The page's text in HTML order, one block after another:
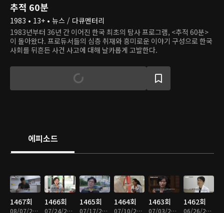
추적 60분
1983 • 13+ • 뉴스 / 다큐멘터리
1983년부터 36년 간 이어진 한국 최초의 탐사 프로그램, <추적 60분>
이 돌아왔다. 프로듀서들의 심층 취재와 흥미로운 이야기 구성으로 한국
사회를 뒤흔든 사건 사고에 대해 날카롭게 고발한다.
에피소드
1467회
08/07/2026 • 48분
1466회
07/24/2026 • 48분
1465회
07/17/2026 • 48분
1464회
07/10/2026 • 48분
1463회
07/03/2026 • 49분
1462회
06/26/2026 • 49분